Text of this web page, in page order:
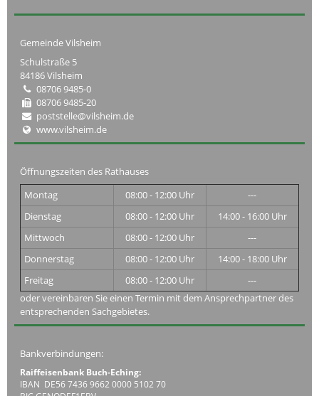
Gemeinde Vilsheim
Schulstraße 5
84186 Vilsheim
08706 9485-0
08706 9485-20
poststelle@vilsheim.de
www.vilsheim.de
Öffnungszeiten des Rathauses
Montag
08:00 - 12:00 Uhr
---
Dienstag
08:00 - 12:00 Uhr
14:00 - 16:00 Uhr
Mittwoch
08:00 - 12:00 Uhr
---
Donnerstag
08:00 - 12:00 Uhr
14:00 - 18:00 Uhr
Freitag
08:00 - 12:00 Uhr
---
oder vereinbaren Sie einen Termin mit dem Ansprechpartner des
entsprechenden Sachgebietes.
Bankverbindungen:
Raiffeisenbank Buch-Eching:
IBAN DE56 7436 9662 0000 5102 70